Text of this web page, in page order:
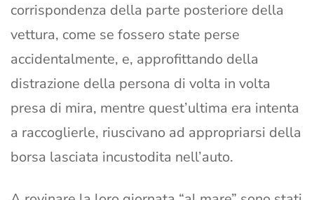
corrispondenza della parte posteriore della
vettura, come se fossero state perse
accidentalmente, e, approfittando della
distrazione della persona di volta in volta
presa di mira, mentre quest’ultima era intenta
a raccoglierle, riuscivano ad appropriarsi della
borsa lasciata incustodita nell’auto.